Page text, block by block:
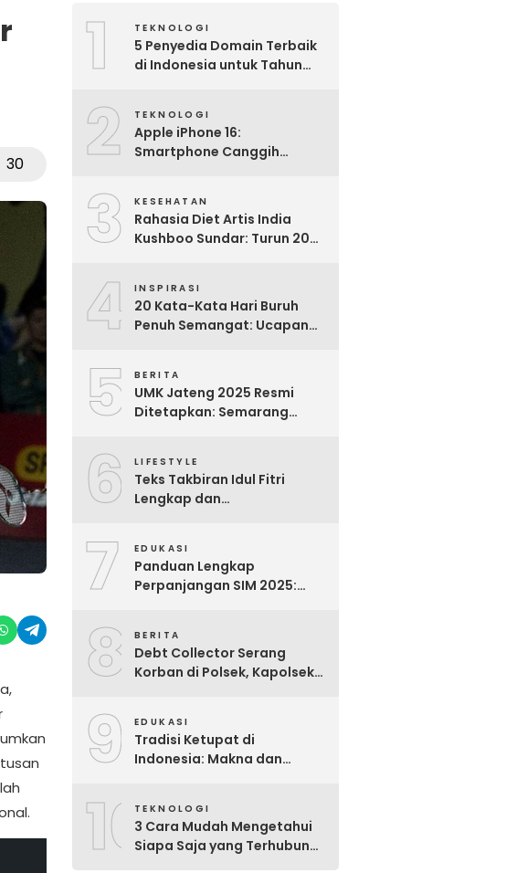
30
1 TEKNOLOGI
5 Penyedia Domain Terbaik
di Indonesia untuk Tahun
2 TEKNOLOGI
Apple iPhone 16:
Smartphone Canggih
3 KESEHATAN
Rahasia Diet Artis India
Kushboo Sundar: Turun 20
4 INSPIRASI
20 Kata-Kata Hari Buruh
Penuh Semangat: Ucapan
5 BERITA
UMK Jateng 2025 Resmi
Ditetapkan: Semarang
6 LIFESTYLE
Teks Takbiran Idul Fitri
Lengkap dan
7 EDUKASI
Panduan Lengkap
Perpanjangan SIM 2025:
8 BERITA
Debt Collector Serang
Korban di Polsek, Kapolsek
9 EDUKASI
Tradisi Ketupat di
Indonesia: Makna dan
10TEKNOLOGI
3 Cara Mudah Mengetahui
Siapa Saja yang Terhubung